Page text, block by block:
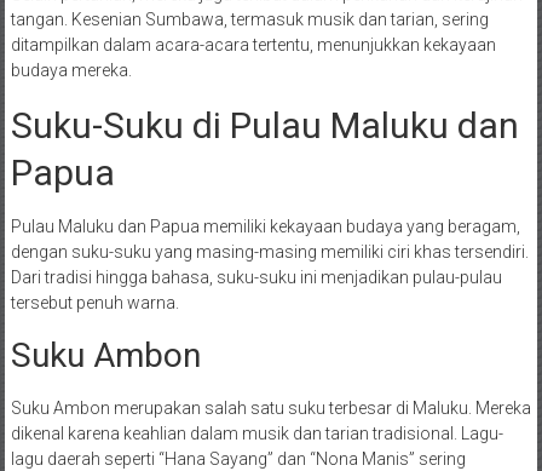
tangan. Kesenian Sumbawa, termasuk musik dan tarian, sering
ditampilkan dalam acara-acara tertentu, menunjukkan kekayaan
budaya mereka.
Suku-Suku di Pulau Maluku dan
Papua
Pulau Maluku dan Papua memiliki kekayaan budaya yang beragam,
dengan suku-suku yang masing-masing memiliki ciri khas tersendiri.
Dari tradisi hingga bahasa, suku-suku ini menjadikan pulau-pulau
tersebut penuh warna.
Suku Ambon
Suku Ambon merupakan salah satu suku terbesar di Maluku. Mereka
dikenal karena keahlian dalam musik dan tarian tradisional. Lagu-
lagu daerah seperti “Hana Sayang” dan “Nona Manis” sering